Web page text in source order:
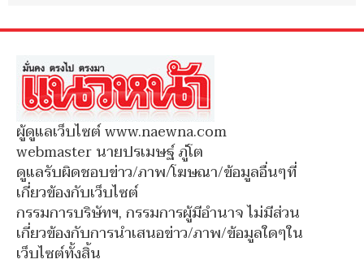
ผู้ดูแลเว็บไซต์ www.naewna.com
webmaster นายปรเมษฐ์ ภู่โต
ดูแลรับผิดชอบข่าว/ภาพ/โฆษณา/ข้อมูลอื่นๆที่
เกี่ยวข้องกับเว็บไซต์
กรรมการบริษัทฯ, กรรมการผู้มีอำนาจ ไม่มีส่วน
เกี่ยวข้องกับการนำเสนอข่าว/ภาพ/ข้อมูลใดๆใน
เว็บไซต์ทั้งสิ้น